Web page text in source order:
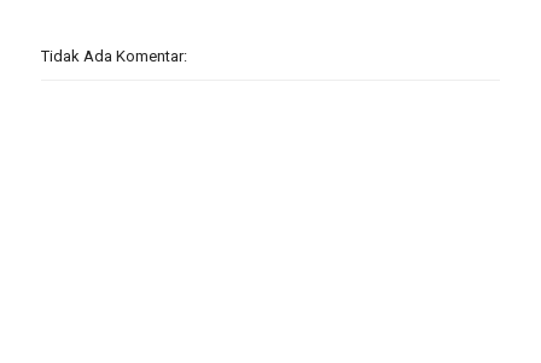
Tidak Ada Komentar: